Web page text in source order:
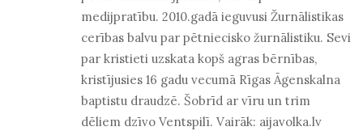
medijpratību. 2010.gadā ieguvusi Žurnālistikas
cerības balvu par pētniecisko žurnālistiku. Sevi
par kristieti uzskata kopš agras bērnības,
kristījusies 16 gadu vecumā Rīgas Āgenskalna
baptistu draudzē. Šobrīd ar vīru un trim
dēliem dzīvo Ventspilī. Vairāk: aijavolka.lv